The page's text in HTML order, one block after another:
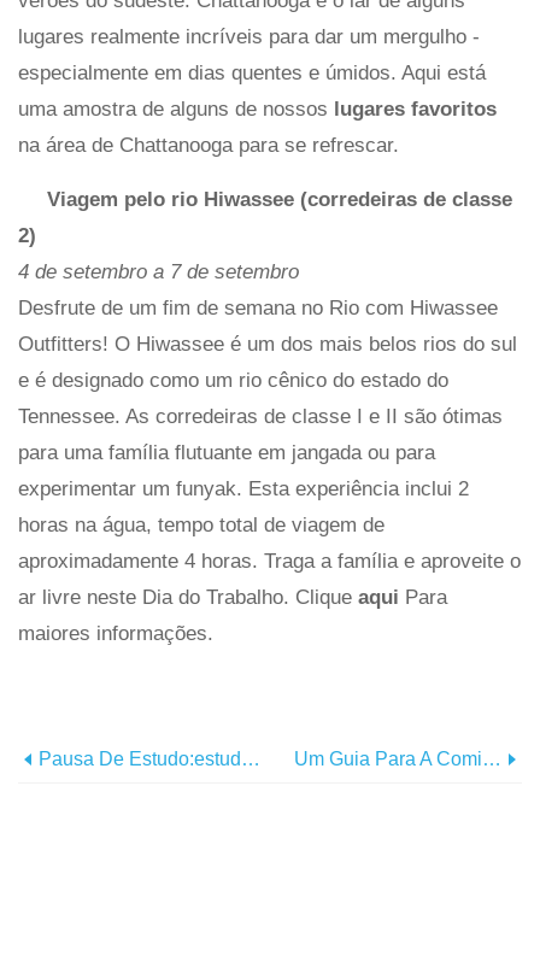
lugares realmente incríveis para dar um mergulho -
especialmente em dias quentes e úmidos. Aqui está
uma amostra de alguns de nossos lugares favoritos
na área de Chattanooga para se refrescar.
Viagem pelo rio Hiwassee (corredeiras de classe
2)
4 de setembro a 7 de setembro
Desfrute de um fim de semana no Rio com Hiwassee
Outfitters! O Hiwassee é um dos mais belos rios do sul
e é designado como um rio cênico do estado do
Tennessee. As corredeiras de classe I e II são ótimas
para uma família flutuante em jangada ou para
experimentar um funyak. Esta experiência inclui 2
horas na água, tempo total de viagem de
aproximadamente 4 horas. Traga a família e aproveite o
ar livre neste Dia do Trabalho. Clique aqui Para
maiores informações.
Pausa De Estudo:estudantes Universitários De Chattanooga Oferecem Seus Pontos De Encontro Favoritos Um Guia Para A Comida Fora Do Caminho Batido Em Chattanooga